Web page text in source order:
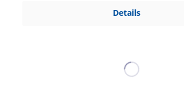
Details